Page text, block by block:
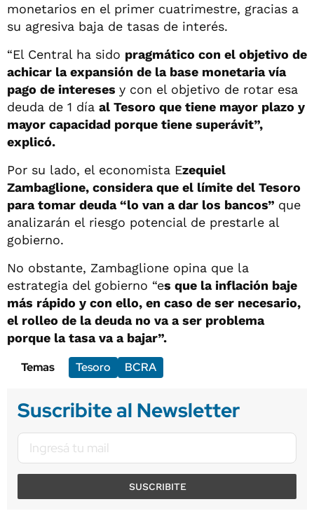
monetarios en el primer cuatrimestre, gracias a
su agresiva baja de tasas de interés.
“El Central ha sido pragmático con el objetivo de
achicar la expansión de la base monetaria vía
pago de intereses y con el objetivo de rotar esa
deuda de 1 día al Tesoro que tiene mayor plazo y
mayor capacidad porque tiene superávit”,
explicó.
Por su lado, el economista Ezequiel
Zambaglione, considera que el límite del Tesoro
para tomar deuda “lo van a dar los bancos” que
analizarán el riesgo potencial de prestarle al
gobierno.
No obstante, Zambaglione opina que la
estrategia del gobierno “es que la inflación baje
más rápido y con ello, en caso de ser necesario,
el rolleo de la deuda no va a ser problema
porque la tasa va a bajar”.
Temas
Tesoro BCRA
Suscribite al Newsletter
SUSCRIBITE